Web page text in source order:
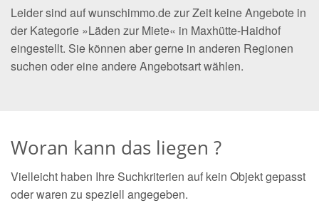
Leider sind auf wunschimmo.de zur Zeit keine Angebote in
der Kategorie »Läden zur Miete« in Maxhütte-Haidhof
eingestellt. Sie können aber gerne in anderen Regionen
suchen oder eine andere Angebotsart wählen.
Woran kann das liegen ?
Vielleicht haben Ihre Suchkriterien auf kein Objekt gepasst
oder waren zu speziell angegeben.